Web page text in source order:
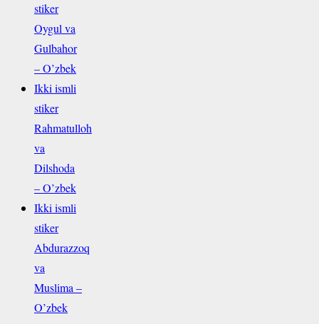
stiker
Oygul va
Gulbahor
– O’zbek
Ikki ismli
stiker
Rahmatulloh
va
Dilshoda
– O’zbek
Ikki ismli
stiker
Abdurazzoq
va
Muslima –
O’zbek